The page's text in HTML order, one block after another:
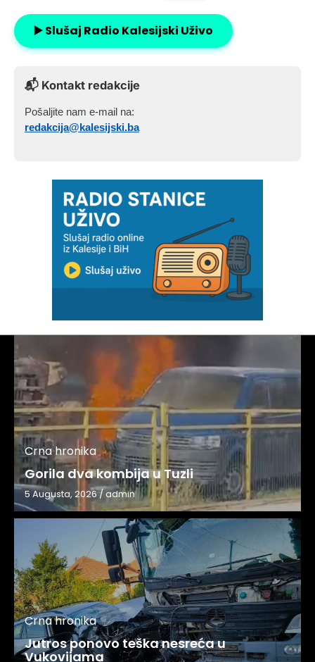
▶️ Slušaj Radio Kalesijski Uživo
📬 Kontakt redakcije
Pošaljite nam e-mail na:
redakcija@kalesijski.ba
Crna hronika
Gorila dva kombija u Tuzli
5 Augusta, 2026/admin
Crna hronika
Jutros ponovo teška nesreća u
Vukovijama